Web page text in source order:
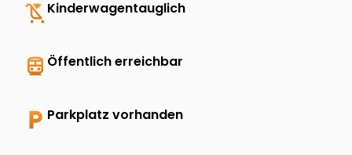
child_friendly Kinderwagentauglich
directions_transit Öffentlich erreichbar
local_parking Parkplatz vorhanden